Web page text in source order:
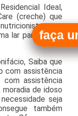
Ideal,
(creche) que
que
lar para idosos
Saiba que
com assistência
assistência
de idoso
seja
também
faça